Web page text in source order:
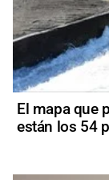
El mapa que
están los 54